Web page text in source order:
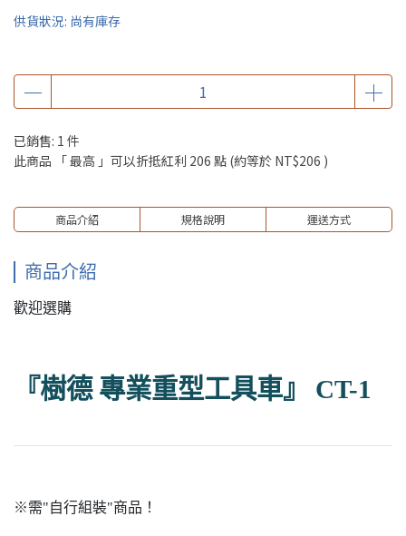
供貨狀況: 尚有庫存
已銷售: 1 件
此商品 「 最高 」可以折抵紅利 206 點 (約等於 NT$206 )
商品介紹 規格說明 運送方式
商品介紹
歡迎選購
『樹德 專業重型工具車』 CT-1
※需"自行組裝"商品！